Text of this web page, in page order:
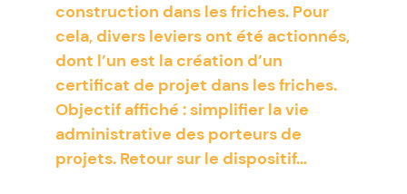
construction dans les friches. Pour
cela, divers leviers ont été actionnés,
dont l’un est la création d’un
certificat de projet dans les friches.
Objectif affiché : simplifier la vie
administrative des porteurs de
projets. Retour sur le dispositif…